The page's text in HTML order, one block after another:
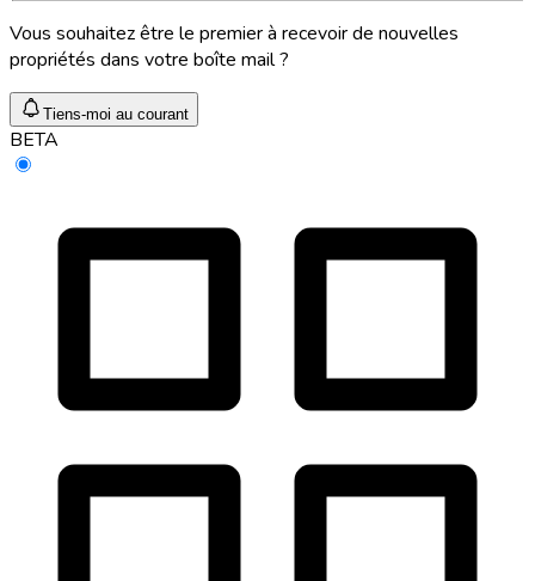
Vous souhaitez être le premier à recevoir de nouvelles
propriétés dans votre boîte mail ?
Tiens-moi au courant
BETA